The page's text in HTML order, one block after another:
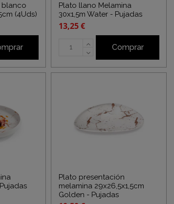
blanco
(4Uds)
Plato llano Melamina
30x1,5m Water - Pujadas
13,25 €
Comprar
Plato presentación
melamina 29x26,5x1,5cm
Golden - Pujadas